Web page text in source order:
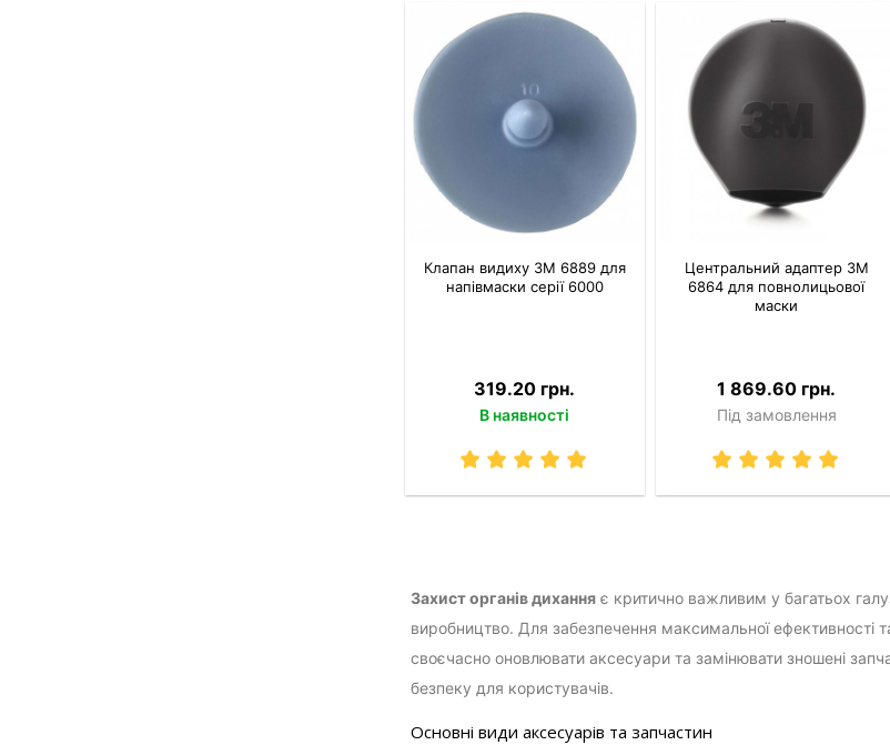
Клапан видиху 3M 6889 для
напівмаски серії 6000
319.20 грн.
В наявності
Центральний адаптер 3M
6864 для повнолицьової
маски
1 869.60 грн.
Під замовлення
Захист органів диханняє критично важливим у багатьох
виробництво. Для забезпечення максимальної ефективності
своєчасно оновлювати аксесуари та замінювати зношені
безпеку для користувачів.
Основні види аксесуарів та запчастин